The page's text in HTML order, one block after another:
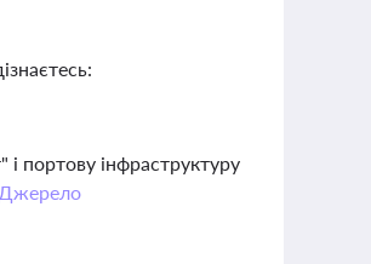
і портову інфраструктуру
Джерело